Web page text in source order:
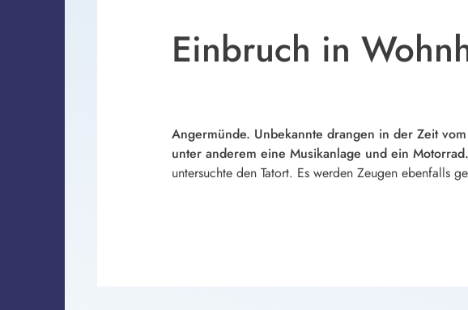
Einbruch in
Angermünde. Unbekannte drangen in der Zeit
unter anderem eine Musikanlage und ein Motorrad.
untersuchte den Tatort. Es werden Zeugen ebenfalls